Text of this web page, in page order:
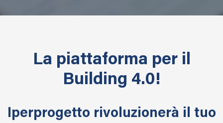
La piattaforma per il
Building 4.0!
Iperprogetto rivoluzionerà il tuo